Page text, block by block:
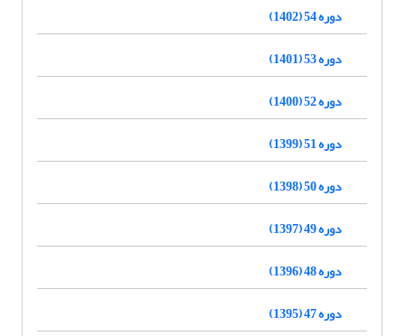
دوره 54 (1402)
دوره 53 (1401)
دوره 52 (1400)
دوره 51 (1399)
دوره 50 (1398)
دوره 49 (1397)
دوره 48 (1396)
دوره 47 (1395)